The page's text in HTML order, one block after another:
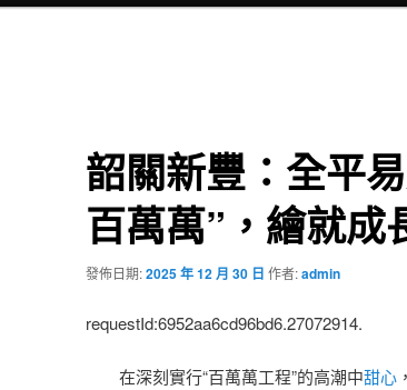
韶關新豐：全平
百萬萬”，繪就成
發佈日期:2025 年 12 月 30 日 作者:admin
requestId:6952aa6cd96bd6.27072914.
在深刻實行“百萬萬工程”的高潮中甜心